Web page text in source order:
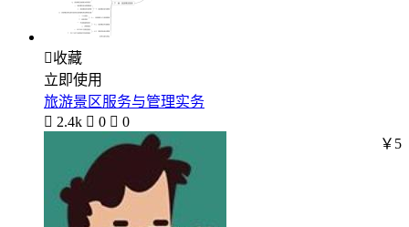
收藏
立即使用
旅游景区服务与管理实务
 2.4k  0  0
￥5